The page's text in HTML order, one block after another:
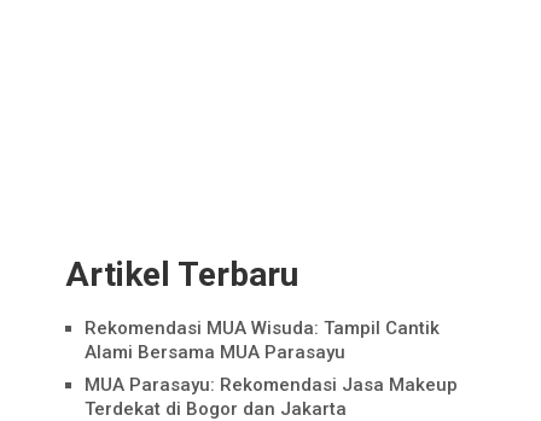
Artikel Terbaru
Rekomendasi MUA Wisuda: Tampil Cantik
Alami Bersama MUA Parasayu
MUA Parasayu: Rekomendasi Jasa Makeup
Terdekat di Bogor dan Jakarta